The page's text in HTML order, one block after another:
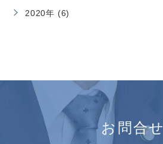
2020年 (6)
お問合せ